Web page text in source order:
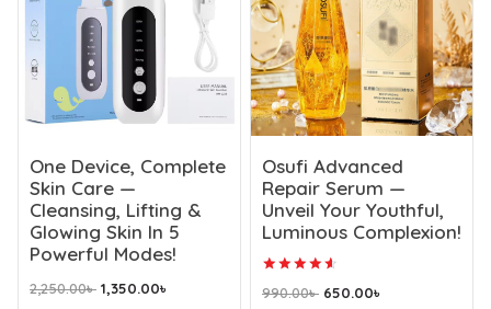
One Device, Complete
Skin Care —
Cleansing, Lifting &
Glowing Skin In 5
Powerful Modes!
2,250.00৳ 1,350.00৳
Osufi Advanced
Repair Serum —
Unveil Your Youthful,
Luminous Complexion!
Rated
4.73
990.00৳ 650.00৳